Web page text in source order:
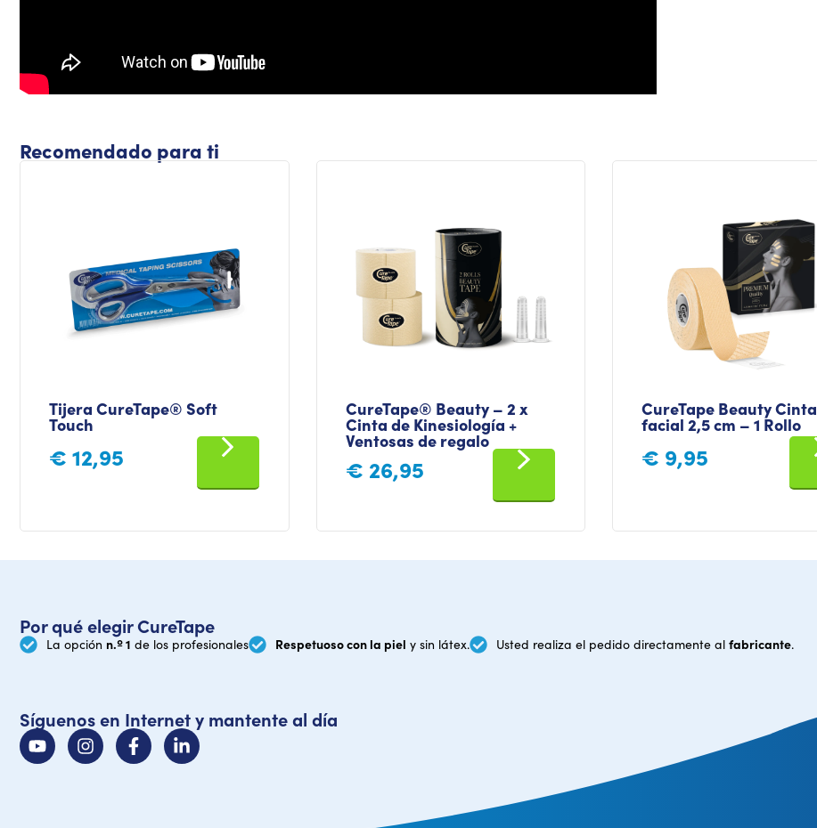
Recomendado para ti
Tijera CureTape® Soft
Touch
€ 12,95
CureTape® Beauty – 2 x
Cinta de Kinesiología +
Ventosas de regalo
€ 26,95
CureTape Beauty Cinta
facial 2,5 cm – 1 Rollo
€ 9,95
Por qué elegir CureTape
La opción n.º 1 de los profesionales Respetuoso con la piel y sin látex. Usted realiza el pedido directamente al fabricante.
Síguenos en Internet y mantente al día